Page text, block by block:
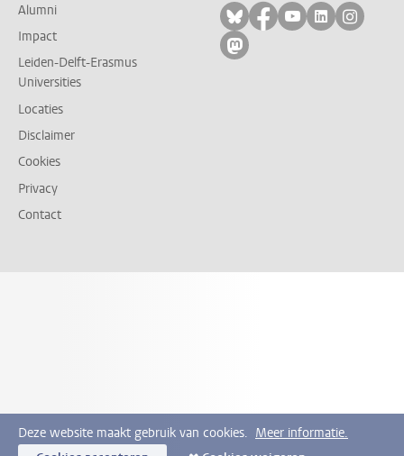
Alumni
Impact
Leiden-Delft-Erasmus
Universities
Locaties
Disclaimer
Cookies
Privacy
Contact
Volg ons op bluesky
Volg ons op
Volg ons op
Volg ons
Volg
Volg ons op mastodon
Deze website maakt gebruik van cookies. Meer informatie.